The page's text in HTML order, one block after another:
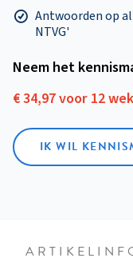
Antwoorden op
NTVG'
Neem het
€ 34,97 voor 12
IK WIL